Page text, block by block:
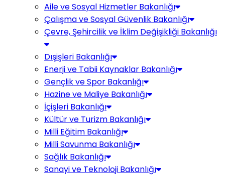
Aile ve Sosyal Hizmetler Bakanlığı
Çalışma ve Sosyal Güvenlik Bakanlığı
Çevre, Şehircilik ve İklim Değişikliği Bakanlığı
Dışişleri Bakanlığı
Enerji ve Tabii Kaynaklar Bakanlığı
Gençlik ve Spor Bakanlığı
Hazine ve Maliye Bakanlığı
İçişleri Bakanlığı
Kültür ve Turizm Bakanlığı
Milli Eğitim Bakanlığı
Milli Savunma Bakanlığı
Sağlık Bakanlığı
Sanayi ve Teknoloji Bakanlığı